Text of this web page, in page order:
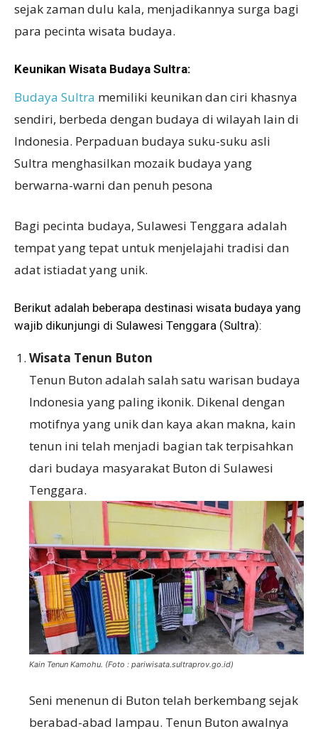
sejak zaman dulu kala, menjadikannya surga bagi
para pecinta wisata budaya.
Keunikan Wisata Budaya Sultra:
Budaya Sultra memiliki keunikan dan ciri khasnya
sendiri, berbeda dengan budaya di wilayah lain di
Indonesia. Perpaduan budaya suku-suku asli
Sultra menghasilkan mozaik budaya yang
berwarna-warni dan penuh pesona
Bagi pecinta budaya, Sulawesi Tenggara adalah
tempat yang tepat untuk menjelajahi tradisi dan
adat istiadat yang unik.
Berikut adalah beberapa destinasi wisata budaya yang
wajib dikunjungi di Sulawesi Tenggara (Sultra):
Wisata Tenun Buton
Tenun Buton adalah salah satu warisan budaya
Indonesia yang paling ikonik. Dikenal dengan
motifnya yang unik dan kaya akan makna, kain
tenun ini telah menjadi bagian tak terpisahkan
dari budaya masyarakat Buton di Sulawesi
Tenggara.
Kain Tenun Kamohu. (Foto : pariwisata.sultraprov.go.id)
Seni menenun di Buton telah berkembang sejak
berabad-abad lampau. Tenun Buton awalnya